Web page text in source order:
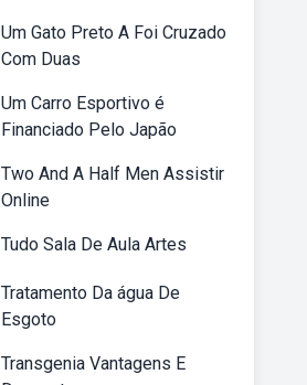
Um Gato Preto A Foi Cruzado
Com Duas
Um Carro Esportivo é
Financiado Pelo Japão
Two And A Half Men Assistir
Online
Tudo Sala De Aula Artes
Tratamento Da água De
Esgoto
Transgenia Vantagens E